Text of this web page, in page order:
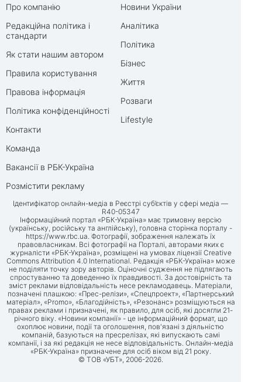
Про компанію
Редакційна політика і
стандарти
Як стати нашим автором
Правила користування
Правова інформація
Політика конфіденційності
Контакти
Команда
Вакансії в РБК-Україна
Розмістити рекламу
Новини України
Аналітика
Політика
Бізнес
Життя
Розваги
Lifestyle
Ідентифікатор онлайн-медіа в Реєстрі суб’єктів у сфері медіа —
R40-05347
Інформаційний портал «РБК-Україна» має тримовну версію
(українську, російську та англійську), головна сторінка порталу -
https://www.rbc.ua. Фотографії, зображення належать їх
правовласникам. Всі фотографії на Порталі, авторами яких є
журналісти «РБК-Україна», розміщені на умовах ліцензії Creative
Commons Attribution 4.0 International. Редакція «РБК-Україна» може
не поділяти точку зору авторів. Оціночні судження не підлягають
спростуванню та доведенню їх правдивості. За достовірність та
зміст реклами відповідальність несе рекламодавець. Матеріали,
позначені плашкою: «Прес-релізи», «Спецпроект», «Партнерський
матеріал», «Promo», «Благодійність», «Резонанс» розміщуються на
правах реклами і призначені, як правило, для осіб, які досягли 21-
річного віку. «Новини компанії» - це інформаційний формат, що
охоплює новини, події та оголошення, пов'язані з діяльністю
компаній, базуються на пресрелізах, які випускають самі
компанії, і за які редакція не несе відповідальність. Онлайн-медіа
«РБК-Україна» призначене для осіб віком від 21 року.
© ТОВ «УБТ», 2006-2026.